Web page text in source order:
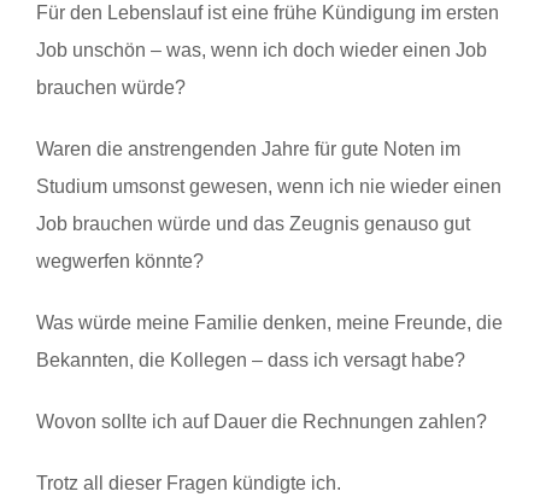
Für den Lebenslauf ist eine frühe Kündigung im ersten
Job unschön – was, wenn ich doch wieder einen Job
brauchen würde?
Waren die anstrengenden Jahre für gute Noten im
Studium umsonst gewesen, wenn ich nie wieder einen
Job brauchen würde und das Zeugnis genauso gut
wegwerfen könnte?
Was würde meine Familie denken, meine Freunde, die
Bekannten, die Kollegen – dass ich versagt habe?
Wovon sollte ich auf Dauer die Rechnungen zahlen?
Trotz all dieser Fragen kündigte ich.